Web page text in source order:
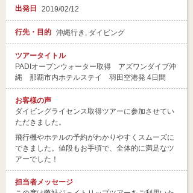
出発日 2019/02/12
行先・目的 沖縄行き, ダイビング
ツアータイトル
PADIオープンウォーター取得 アズワンダイブ沖
縄 那覇市内ホテルステイ 羽田空港発 4日間
お客様の声
ダイビングライセンス取得ツアーに参加させてい
ただきました。
飛行機やホテルの予約がわかりやすくスムーズに
できました。値段もお手頃で、全体的に満足なツ
アーでした！
担当者メッセージ